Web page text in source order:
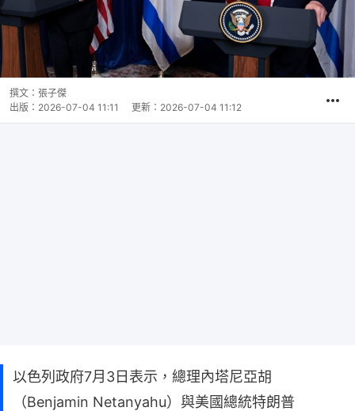
撰文： 張子傑
出版： 2026-07-04 11:11 更新： 2026-07-04 11:12
以色列政府7月3日表示，總理內塔尼亞胡
（Benjamin Netanyahu）與美國總統特朗普